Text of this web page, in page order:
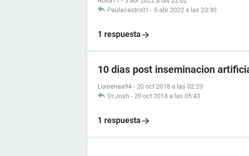
Paulacastro01 - 5 abr 2022 a las 23:30
1 respuesta
10 dias post inseminacion
Loreenaa94 - 20 oct 2018 a las 02:23
Dr.Josh - 20 oct 2018 a las 05:43
1 respuesta